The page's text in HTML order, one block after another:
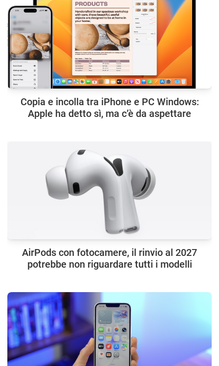
Copia e incolla tra iPhone e PC Windows:
Apple ha detto sì, ma c’è da aspettare
AirPods con fotocamere, il rinvio al 2027
potrebbe non riguardare tutti i modelli